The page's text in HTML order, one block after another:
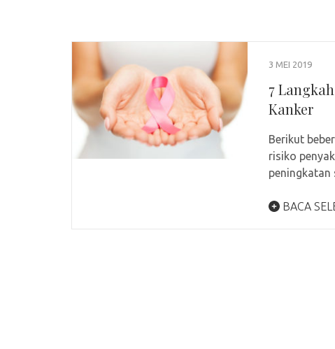
3 MEI 2019
7
Kanker
Berikut
risiko
BACA